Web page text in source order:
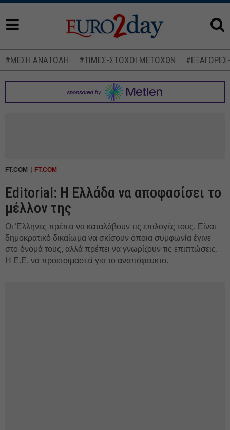
#ΜΕΣΗ ΑΝΑΤΟΛΗ #ΤΙΜΕΣ-ΣΤΟΧΟΙ ΜΕΤΟΧΩΝ
FT.COM FT.COM
Εditorial: Η Ελλάδα να αποφασίσει το
μέλλον της
Οι Έλληνες πρέπει να καταλάβουν τις επιλογές τους. Είναι
δημοκρατικό δικαίωμα να σκίσουν όποια συμφωνία έγινε
στο όνομά τους, αλλά πρέπει να γνωρίζουν τις επιπτώσεις.
Η Ε.Ε. να προετοιμαστεί για το αναπόφευκτο.